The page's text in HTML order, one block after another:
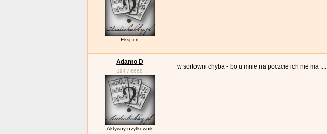
Ekspert
Adamo D
194 /6668
Aktywny użytkownik
w sortowni chyba - bo u mnie na poczcie ich nie ma ....